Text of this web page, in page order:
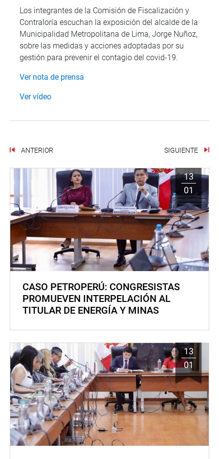
Los integrantes de la Comisión de Fiscalización y
Contraloría escuchan la exposición del alcalde de la
Municipalidad Metropolitana de Lima, Jorge Nuñoz,
sobre las medidas y acciones adoptadas por su
gestión para prevenir el contagio del covid-19.
Ver nota de prensa
Ver vídeo
ANTERIOR SIGUIENTE
13
01
CASO PETROPERÚ: CONGRESISTAS
PROMUEVEN INTERPELACIÓN AL
TITULAR DE ENERGÍA Y MINAS
13
01